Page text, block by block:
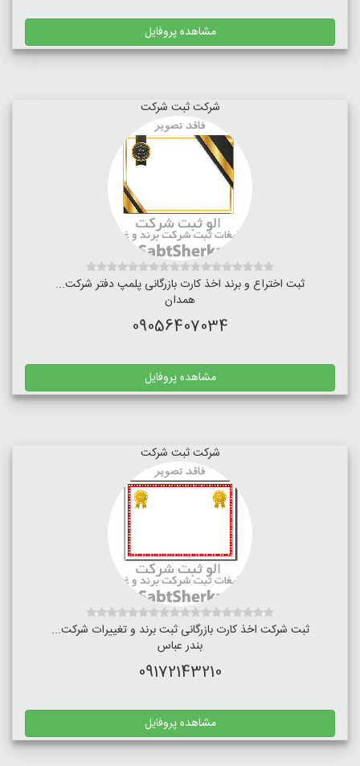
مشاهده پروفایل
شرکت ثبت شرکت
ثبت اختراع و برند اخذ کارت بازرگانی پلمپ دفتر شرکت...
همدان
09056407034
مشاهده پروفایل
شرکت ثبت شرکت
ثبت شرکت اخذ کارت بازرگانی ثبت برند و تغییرات شرکت...
بندر عباس
09172143210
مشاهده پروفایل